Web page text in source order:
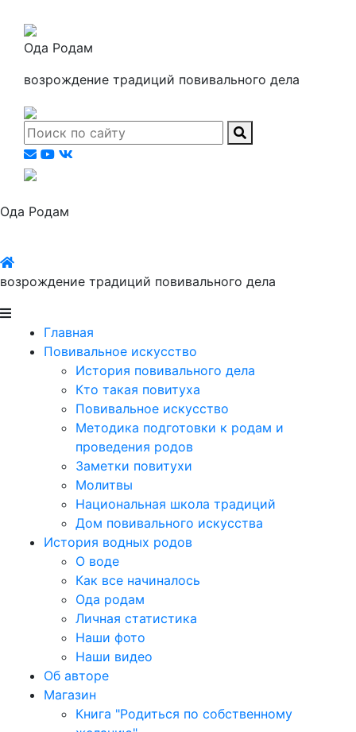
Ода Родам
возрождение традиций повивального дела
Ода Родам
возрождение традиций повивального дела
Главная
Повивальное искусство
История повивального дела
Кто такая повитуха
Повивальное искусство
Методика подготовки к родам и
проведения родов
Заметки повитухи
Молитвы
Национальная школа традиций
Дом повивального искусства
История водных родов
О воде
Как все начиналось
Ода родам
Личная статистика
Наши фото
Наши видео
Об авторе
Магазин
Книга "Родиться по собственному